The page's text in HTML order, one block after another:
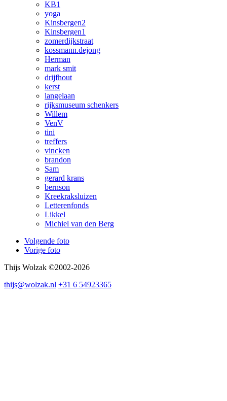
KB1
yoga
Kinsbergen2
Kinsbergen1
zomerdijkstraat
kossmann.dejong
Herman
mark smit
drijfhout
kerst
langelaan
rijksmuseum schenkers
Willem
VenV
tini
treffers
vincken
brandon
Sam
gerard krans
bernson
Kreekraksluizen
Letterenfonds
Likkel
Michiel van den Berg
Volgende foto
Vorige foto
Thijs Wolzak ©2002-2026
thijs@wolzak.nl +31 6 54923365